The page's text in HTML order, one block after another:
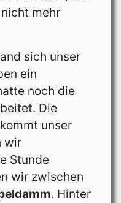
mehr
sich unser
ein
noch die
Die
unser
wir
Stunde
wir zwischen
. Hinter